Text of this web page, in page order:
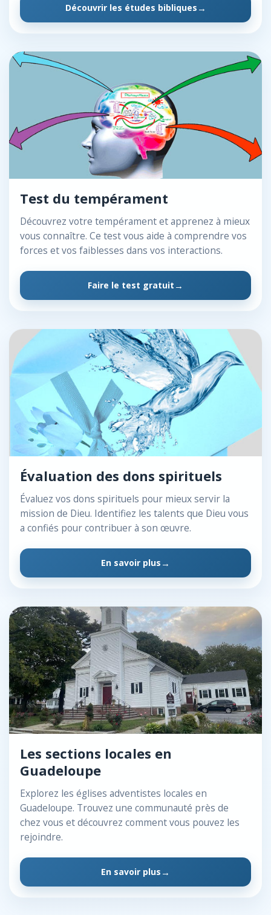
Découvrir les études bibliques
Test du tempérament
Découvrez votre tempérament et apprenez à mieux
vous connaître. Ce test vous aide à comprendre vos
forces et vos faiblesses dans vos interactions.
Faire le test gratuit
Évaluation des dons spirituels
Évaluez vos dons spirituels pour mieux servir la
mission de Dieu. Identifiez les talents que Dieu vous
a confiés pour contribuer à son œuvre.
En savoir plus
Les sections locales en
Guadeloupe
Explorez les églises adventistes locales en
Guadeloupe. Trouvez une communauté près de
chez vous et découvrez comment vous pouvez les
rejoindre.
En savoir plus